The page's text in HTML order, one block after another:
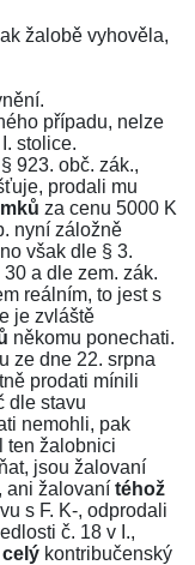
žalobě vyhověla,
případu, nelze
stolice.
§ 923. obč. zák.,
prodali mu
za cenu 5000 K
nyní záložně
však dle § 3.
a dle zem. zák.
reálním, to jest s
je zvláště
někomu ponechati.
ze dne 22. srpna
prodati mínili
dle stavu
nemohli, pak
ten žalobnici
jsou žalovaní
ani žalovaní téhož
s F. K-, odprodali
č. 18 v I.,
celý kontribučenský